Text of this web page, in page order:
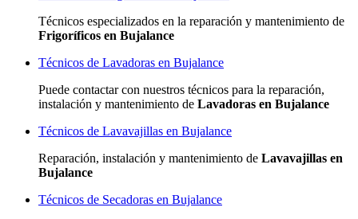
Técnicos especializados en la reparación y mantenimiento de
Frigoríficos en Bujalance
Técnicos de Lavadoras en Bujalance
Puede contactar con nuestros técnicos para la reparación,
instalación y mantenimiento de Lavadoras en Bujalance
Técnicos de Lavavajillas en Bujalance
Reparación, instalación y mantenimiento de Lavavajillas en
Bujalance
Técnicos de Secadoras en Bujalance